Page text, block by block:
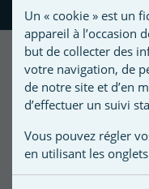
Promo !
-150,00 €
d'envies
ajouter
des
produits
à
votre
liste
Un « cookie » est un
appareil à l’occasion
but de collecter des
votre navigation, de
de notre site et d’en
d’effectuer un suivi
Vous pouvez régler
en utilisant les